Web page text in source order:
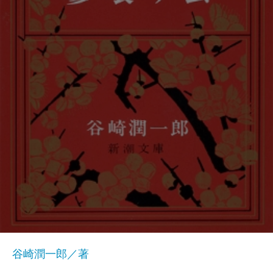
谷崎潤一郎／著